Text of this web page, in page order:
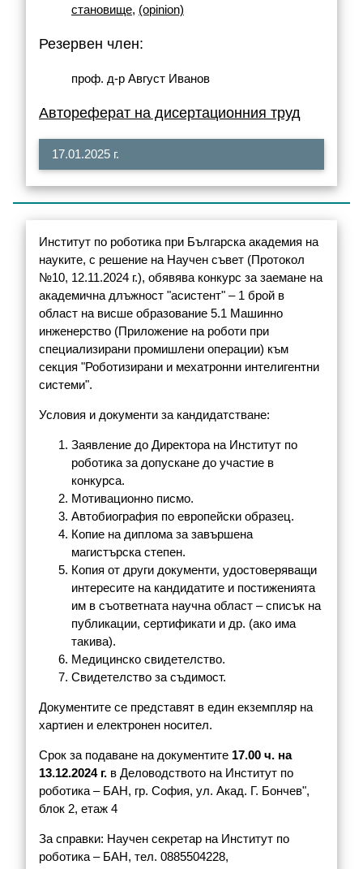
становище, (opinion)
Резервен член:
проф. д-р Август Иванов
Автореферат на дисертационния труд
17.01.2025 г.
Институт по роботика при Българска академия на
науките, с решение на Научен съвет (Протокол
№10, 12.11.2024 г.), обявява конкурс за заемане на
академична длъжност "асистент" – 1 брой в
област на висше образование 5.1 Машинно
инженерство (Приложение на роботи при
специализирани промишлени операции) към
секция "Роботизирани и мехатронни интелигентни
системи".
Условия и документи за кандидатстване:
Заявление до Директора на Институт по
роботика за допускане до участие в
конкурса.
Мотивационно писмо.
Автобиография по европейски образец.
Копие на диплома за завършена
магистърска степен.
Копия от други документи, удостоверяващи
интересите на кандидатите и постиженията
им в съответната научна област – списък на
публикации, сертификати и др. (ако има
такива).
Медицинско свидетелство.
Свидетелство за съдимост.
Документите се представят в един екземпляр на
хартиен и електронен носител.
Срок за подаване на документите 17.00 ч. на
13.12.2024 г. в Деловодството на Институт по
роботика – БАН, гр. София, ул. Акад. Г. Бончев",
блок 2, етаж 4
За справки: Научен секретар на Институт по
роботика – БАН, тел. 0885504228,